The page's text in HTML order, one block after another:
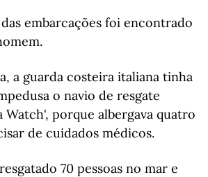
embarcações foi encontrado
a guarda costeira italiana tinha
o navio de resgate
Watch', porque albergava quatro
de cuidados médicos.
70 pessoas no mar e